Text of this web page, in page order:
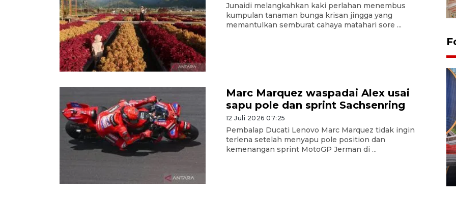
Junaidi melangkahkan kaki perlahan menembus
kumpulan tanaman bunga krisan jingga yang
memantulkan semburat cahaya matahari sore ...
Marc Marquez waspadai Alex usai
sapu pole dan sprint Sachsenring
12 Juli 2026 07:25
Pembalap Ducati Lenovo Marc Marquez tidak ingin
terlena setelah menyapu pole position dan
kemenangan sprint MotoGP Jerman di ...
Komisi V DPR tinjau
perlintasan sebidang di